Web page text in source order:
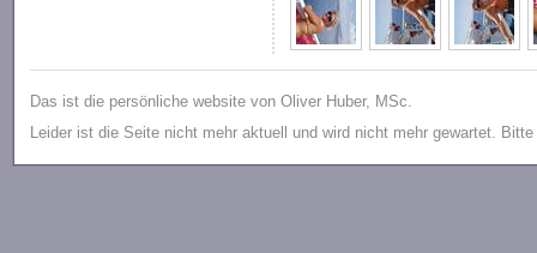
Das ist die persönliche website von Oliver Huber, MSc.
Leider ist die Seite nicht mehr aktuell und wird nicht mehr gewartet.